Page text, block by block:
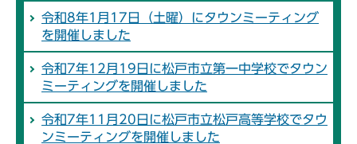
令和8年1月17日（土曜）にタウンミーティング
を開催しました
令和7年12月19日に松戸市立第一中学校でタウン
ミーティングを開催しました
令和7年11月20日に松戸市立松戸高等学校でタウ
ンミーティングを開催しました